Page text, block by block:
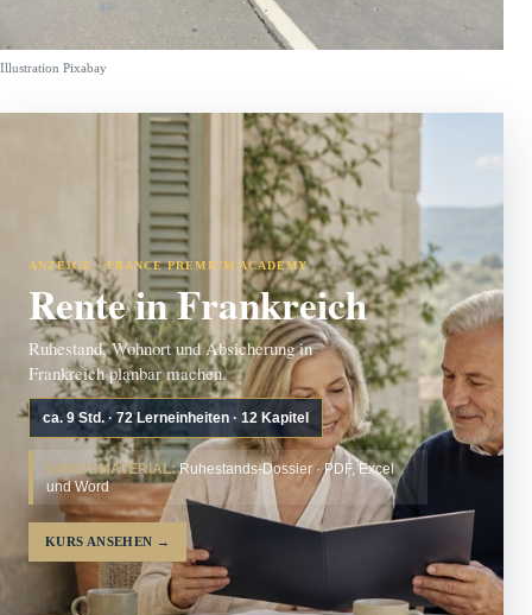
Illustration Pixabay
ANZEIGE · FRANCE PREMIUM ACADEMY
Rente in Frankreich
Ruhestand, Wohnort und Absicherung in
Frankreich planbar machen.
ca. 9 Std. · 72 Lerneinheiten · 12 Kapitel
BONUSMATERIAL:Ruhestands-Dossier · PDF, Excel
und Word
KURS ANSEHEN →